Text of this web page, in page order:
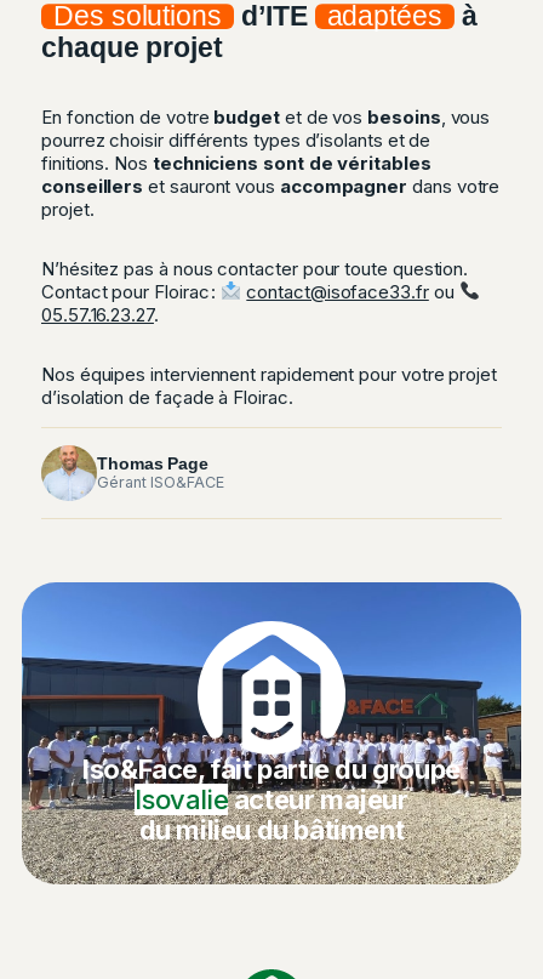
Thomas Page
Gérant ISO&FACE
Des solutions d’ITE adaptées à
chaque projet
En fonction de votre budget et de vos besoins, vous
pourrez choisir différents types d’isolants et de
finitions. Nos techniciens sont de véritables
conseillers et sauront vous accompagner dans votre
projet.
N’hésitez pas à nous contacter pour toute question.
Contact pour Floirac :
contact@isoface33.fr ou
05.57.16.23.27.
Nos équipes interviennent rapidement pour votre projet
d’isolation de façade à Floirac.
Iso&Face, fait partie du groupe
Isovalieacteur majeur
du milieu du bâtiment